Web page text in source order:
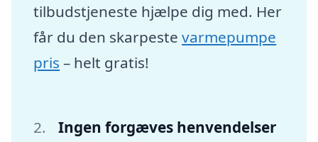
tilbudstjeneste hjælpe dig med. Her
får du den skarpestevarmepumpe
pris – helt gratis!
Ingen forgæves henvendelser